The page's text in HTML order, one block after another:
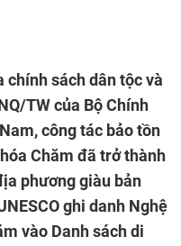
chính sách dân tộc và
TW của Bộ Chính
công tác bảo tồn
Chăm đã trở thành
phương giàu bản
ghi danh Nghệ
vào Danh sách di